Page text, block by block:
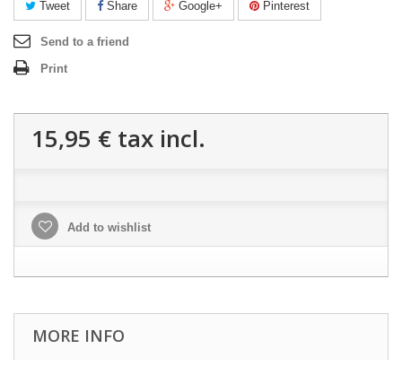
Tweet Share Google+ Pinterest
Send to a friend
Print
15,95 € tax incl.
Add to wishlist
MORE INFO